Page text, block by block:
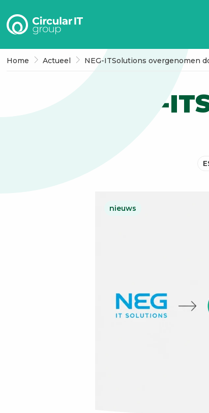
Circular
IT
group
–
Home Actueel NEG-ITSolutions overgenomen
NEG-
nieuws